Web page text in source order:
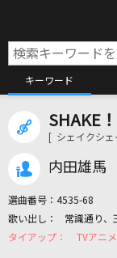
キーワード
SHAKE
[ シェイクシ
内田雄馬
選曲番号： 4535-68
常識通り、
TVアニ